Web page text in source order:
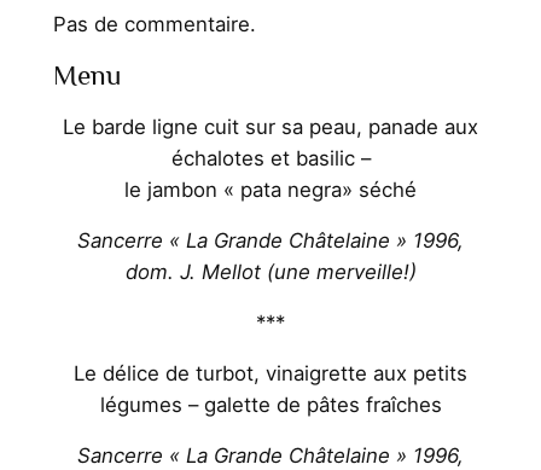
Pas de commentaire.
Menu
Le barde ligne cuit sur sa peau, panade aux
échalotes et basilic –
le jambon « pata negra» séché
Sancerre « La Grande Châtelaine » 1996,
dom. J. Mellot (une merveille!)
***
Le délice de turbot, vinaigrette aux petits
légumes – galette de pâtes fraîches
Sancerre « La Grande Châtelaine » 1996,